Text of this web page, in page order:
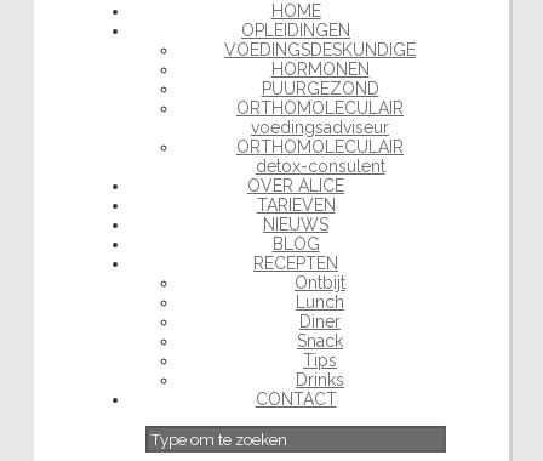
HOME
OPLEIDINGEN
VOEDINGSDESKUNDIGE
HORMONEN
PUURGEZOND
ORTHOMOLECULAIR
voedingsadviseur
ORTHOMOLECULAIR
detox-consulent
OVER ALICE
TARIEVEN
NIEUWS
BLOG
RECEPTEN
Ontbijt
Lunch
Diner
Snack
Tips
Drinks
CONTACT